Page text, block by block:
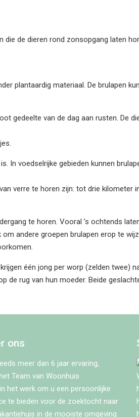
die de dieren rond zonsopgang laten
plantaardig materiaal. De brulapen
gedeelte van de dag aan rusten. De
In voedselrijke gebieden kunnen
verre te horen zijn: tot drie
te horen. Vooral ’s ochtends
andere groepen brulapen erop te
één jong per worp (zelden twee)
de rug van hun moeder. Beide
ons
meer dan 6 jaar ervaring,
Team van Woonhuis
het werk om u een persoonlijke
te bieden voor de zoektocht naar
in de mooiste omgeving